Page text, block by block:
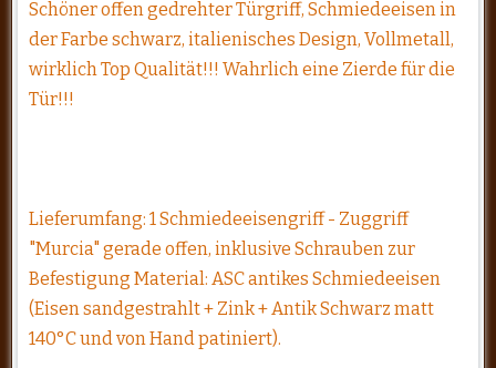
Schöner offen gedrehter Türgriff, Schmiedeeisen in
der Farbe schwarz, italienisches Design, Vollmetall,
wirklich Top Qualität!!! Wahrlich eine Zierde für die
Tür!!!
Lieferumfang: 1 Schmiedeeisengriff - Zuggriff
"Murcia" gerade offen, inklusive Schrauben zur
Befestigung Material: ASC antikes Schmiedeeisen
(Eisen sandgestrahlt + Zink + Antik Schwarz matt
140°C und von Hand patiniert).